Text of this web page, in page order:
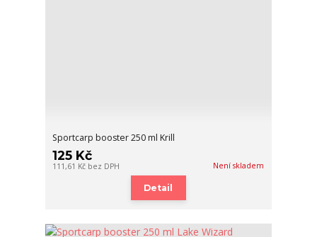
Sportcarp booster 250 ml Krill
125 Kč
111,61 Kč bez DPH Není skladem
Detail